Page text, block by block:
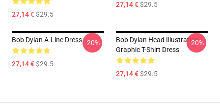
27,14 €$29.5
27,14 €$29.5
Bob Dylan A-Line Dress
27,14 €$29.5
-20%
Bob Dylan Head Illustration
Graphic T-Shirt Dress
27,14 €$29.5
-20%